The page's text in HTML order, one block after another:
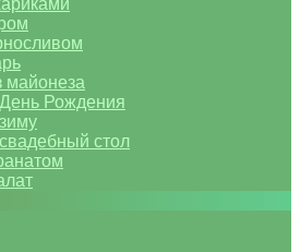
майонеза
Рождения
стол